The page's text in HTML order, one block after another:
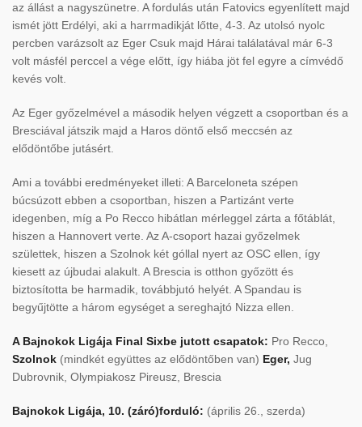
az állást a nagyszünetre. A fordulás után Fatovics egyenlített majd
ismét jött Erdélyi, aki a harrmadikját lőtte, 4-3. Az utolsó nyolc
percben varázsolt az Eger Csuk majd Hárai találatával már 6-3
volt másfél perccel a vége előtt, így hiába jöt fel egyre a címvédő
kevés volt.
Az Eger győzelmével a második helyen végzett a csoportban és a
Bresciával játszik majd a Haros döntő első meccsén az
elődöntőbe jutásért.
Ami a további eredményeket illeti: A Barceloneta szépen
búcsúzott ebben a csoportban, hiszen a Partizánt verte
idegenben, míg a Po Recco hibátlan mérleggel zárta a főtáblát,
hiszen a Hannovert verte. Az A-csoport hazai győzelmek
születtek, hiszen a Szolnok két góllal nyert az OSC ellen, így
kiesett az újbudai alakult. A Brescia is otthon győzött és
biztosította be harmadik, továbbjutó helyét. A Spandau is
begyűjtötte a három egységet a sereghajtó Nizza ellen.
A Bajnokok Ligája Final Sixbe jutott csapatok: Pro Recco,
Szolnok (mindkét együttes az elődöntőben van) Eger, Jug
Dubrovnik, Olympiakosz Pireusz, Brescia
Bajnokok Ligája, 10. (záró)forduló: (április 26., szerda)